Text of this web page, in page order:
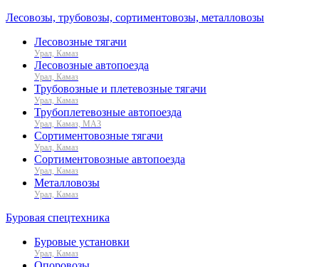
Лесовозы, трубовозы, сортиментовозы, металловозы
Лесовозные тягачи
Урал, Камаз
Лесовозные автопоезда
Урал, Камаз
Трубовозные и плетевозные тягачи
Урал, Камаз
Трубоплетевозные автопоезда
Урал, Камаз, МАЗ
Сортиментовозные тягачи
Урал, Камаз
Сортиментовозные автопоезда
Урал, Камаз
Металловозы
Урал, Камаз
Буровая спецтехника
Буровые установки
Урал, Камаз